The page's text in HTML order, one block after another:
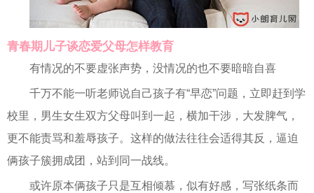
青春期儿子谈恋爱父母怎样教育
有情况的不要虚张声势，没情况的也不要暗暗自喜
千万不能一听老师说自己孩子有“早恋”问题，立即赶到学
校里，男生女生双方父母叫到一起，横加干涉，大发脾气，
更不能责骂和羞辱孩子。这样的做法往往会适得其反，逼迫
俩孩子簇拥成团，站到同一战线。
或许原本俩孩子只是互相倾慕，似有好感，写张纸条而